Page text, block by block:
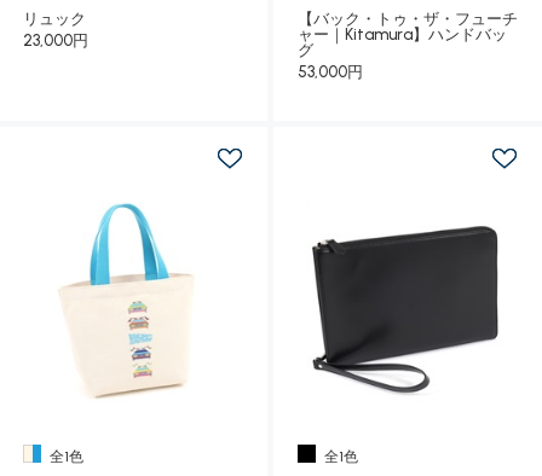
リュック
23,000円
【バック・トゥ・ザ・フューチ
ャー｜Kitamura】ハンドバッ
グ
53,000円
全1色 全1色